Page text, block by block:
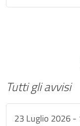
Tutti gli avvisi
23 Luglio 2026-